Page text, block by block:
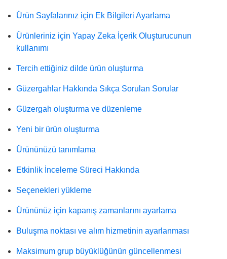
Ürün Sayfalarınız için Ek Bilgileri Ayarlama
Ürünleriniz için Yapay Zeka İçerik Oluşturucunun
kullanımı
Tercih ettiğiniz dilde ürün oluşturma
Güzergahlar Hakkında Sıkça Sorulan Sorular
Güzergah oluşturma ve düzenleme
Yeni bir ürün oluşturma
Ürününüzü tanımlama
Etkinlik İnceleme Süreci Hakkında
Seçenekleri yükleme
Ürününüz için kapanış zamanlarını ayarlama
Buluşma noktası ve alım hizmetinin ayarlanması
Maksimum grup büyüklüğünün güncellenmesi